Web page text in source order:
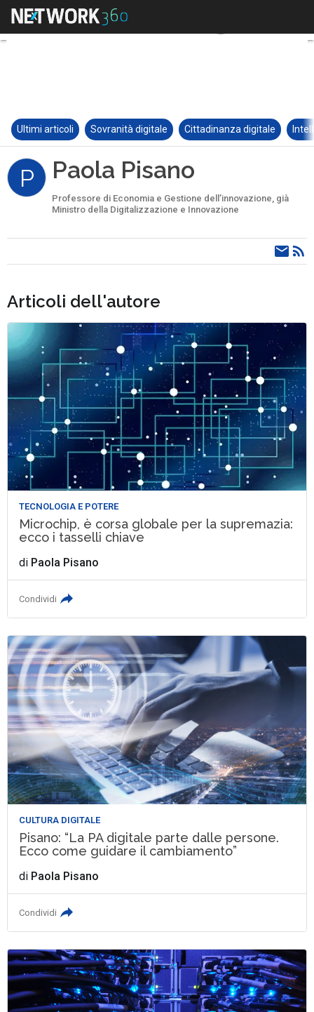
Ultimi articoli Sovranità digitale Cittadinanza digitale
P Paola Pisano
Professore di Economia e Gestione dell’innovazione, già
Ministro della Digitalizzazione e Innovazione
Articoli dell'autore
TECNOLOGIA E POTERE
Microchip, è corsa globale per la supremazia:
ecco i tasselli chiave
di Paola Pisano
Condividi
CULTURA DIGITALE
Pisano: “La PA digitale parte dalle persone.
Ecco come guidare il cambiamento”
di Paola Pisano
Condividi